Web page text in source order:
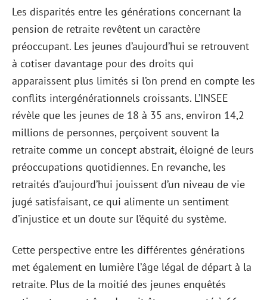
Les disparités entre les générations concernant la
pension de retraite revêtent un caractère
préoccupant. Les jeunes d’aujourd’hui se retrouvent
à cotiser davantage pour des droits qui
apparaissent plus limités si l’on prend en compte les
conflits intergénérationnels croissants. L’INSEE
révèle que les jeunes de 18 à 35 ans, environ 14,2
millions de personnes, perçoivent souvent la
retraite comme un concept abstrait, éloigné de leurs
préoccupations quotidiennes. En revanche, les
retraités d’aujourd’hui jouissent d’un niveau de vie
jugé satisfaisant, ce qui alimente un sentiment
d’injustice et un doute sur l’équité du système.
Cette perspective entre les différentes générations
met également en lumière l’âge légal de départ à la
retraite. Plus de la moitié des jeunes enquêtés